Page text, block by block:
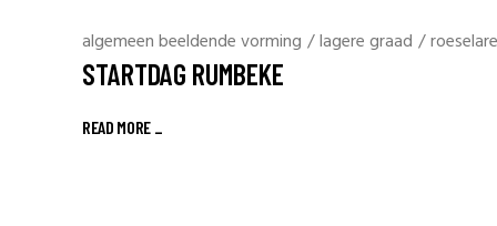
algemeen beeldende vorming /lagere graad /
STARTDAG RUMBEKE
READ MORE _